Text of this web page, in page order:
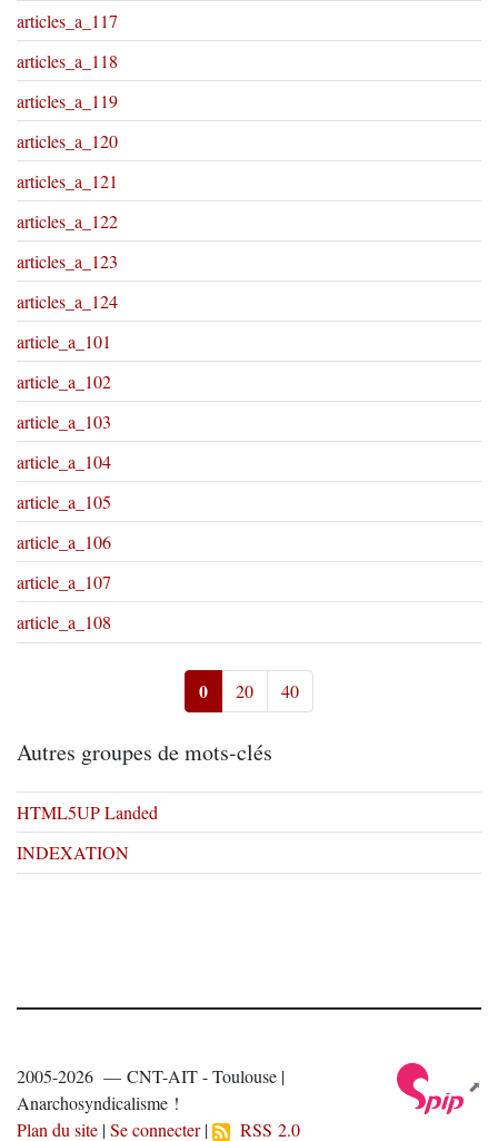
articles_a_117
articles_a_118
articles_a_119
articles_a_120
articles_a_121
articles_a_122
articles_a_123
articles_a_124
article_a_101
article_a_102
article_a_103
article_a_104
article_a_105
article_a_106
article_a_107
article_a_108
0 20 40
Autres groupes de mots-clés
HTML5UP Landed
INDEXATION
2005-2026 — CNT-AIT - Toulouse |
Anarchosyndicalisme !
Plan du site |Se connecter| RSS 2.0